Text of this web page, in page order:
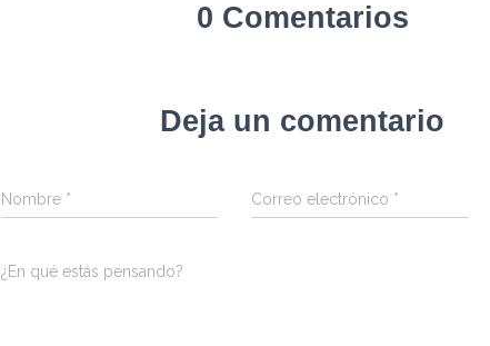
0 Comentarios
Deja un comentario
Nombre * Correo electrónico *
¿En qué estás pensando?